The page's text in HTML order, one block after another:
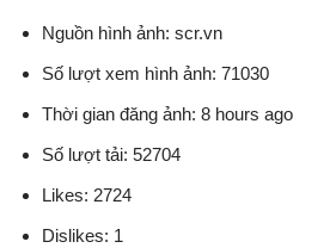
Nguồn hình ảnh: scr.vn
Số lượt xem hình ảnh: 71030
Thời gian đăng ảnh: 8 hours ago
Số lượt tải: 52704
Likes: 2724
Dislikes: 1